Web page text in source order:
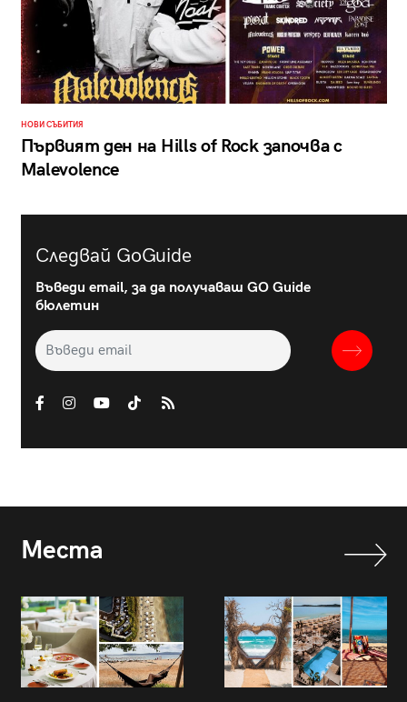
НОВИ СЪБИТИЯ
Първият ден на Hills of Rock започва с
Malevolence
Следвай GoGuide
Въведи email, за да получаваш GO Guide
бюлетин
Места